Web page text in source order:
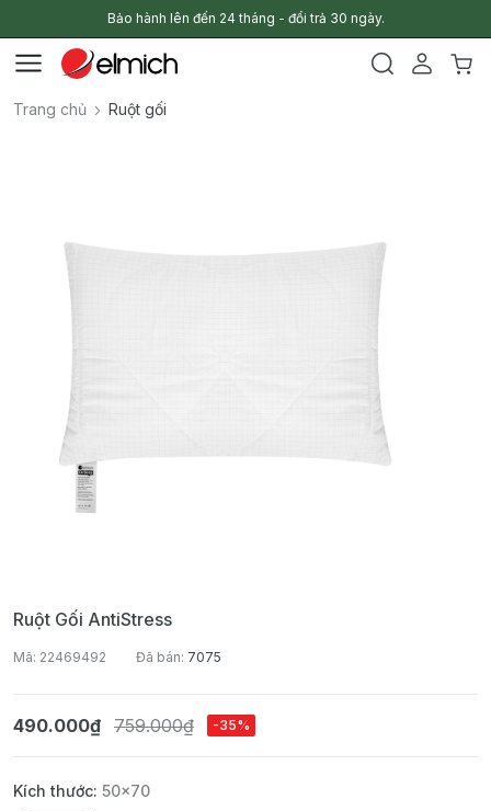
Bảo hành lên đến 24 tháng - đổi trả 30 ngày.
Trang chủ Ruột gối
Ruột Gối AntiStress
Mã: 22469492 Đã bán: 7075
490.000₫ 759.000₫ -35%
Kích thước: 50x70